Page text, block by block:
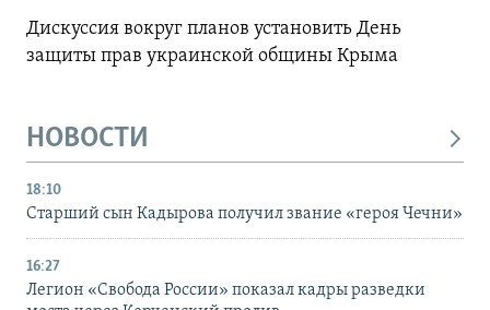
Дискуссия вокруг планов установить День
защиты прав украинской общины Крыма
НОВОСТИ
18:10
Старший сын Кадырова получил звание «героя Чечни»
16:27
Легион «Свобода России» показал кадры разведки